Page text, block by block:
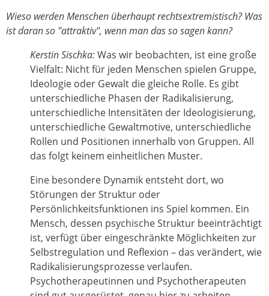
Wieso werden Menschen überhaupt rechtsextremistisch? Was
ist daran so "attraktiv", wenn man das so sagen kann?
Kerstin Sischka:Was wir beobachten, ist eine große
Vielfalt: Nicht für jeden Menschen spielen Gruppe,
Ideologie oder Gewalt die gleiche Rolle. Es gibt
unterschiedliche Phasen der Radikalisierung,
unterschiedliche Intensitäten der Ideologisierung,
unterschiedliche Gewaltmotive, unterschiedliche
Rollen und Positionen innerhalb von Gruppen. All
das folgt keinem einheitlichen Muster.
Eine besondere Dynamik entsteht dort, wo
Störungen der Struktur oder
Persönlichkeitsfunktionen ins Spiel kommen. Ein
Mensch, dessen psychische Struktur beeinträchtigt
ist, verfügt über eingeschränkte Möglichkeiten zur
Selbstregulation und Reflexion – das verändert, wie
Radikalisierungsprozesse verlaufen.
Psychotherapeutinnen und Psychotherapeuten